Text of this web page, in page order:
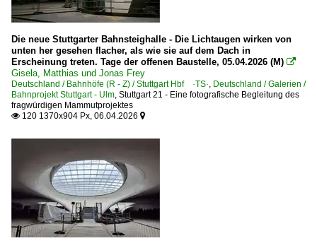
Die neue Stuttgarter Bahnsteighalle - Die Lichtaugen wirken von
unten her gesehen flacher, als wie sie auf dem Dach in
Erscheinung treten. Tage der offenen Baustelle, 05.04.2026 (M) 
Gisela, Matthias und Jonas Frey
Deutschland / Bahnhöfe (R - Z) / Stuttgart Hbf ·TS·, Deutschland / Galerien /
Bahnprojekt Stuttgart - Ulm, Stuttgart 21 - Eine fotografische Begleitung des
fragwürdigen Mammutprojektes
 120 1370x904 Px, 06.04.2026 